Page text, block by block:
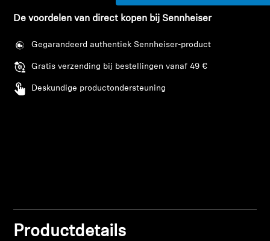
Professioneel
De voordelen van direct kopen bij Sennheiser
Gegarandeerd authentiek Sennheiser-product
Gratis verzending bij bestellingen vanaf 49 €
Deskundige productondersteuning
Productdetails
toe te voegen en uw eerder opgeslagen artikelen te